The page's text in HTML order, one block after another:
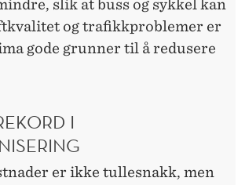
slik at buss og sykkel kan
og trafikkproblemer er
gode grunner til å redusere
I
er ikke tullesnakk, men